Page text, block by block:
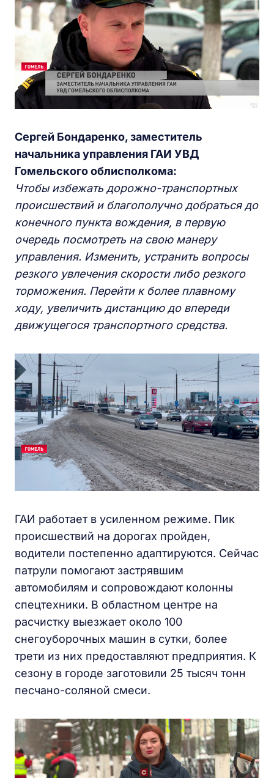
Сергей Бондаренко, заместитель
начальника управления ГАИ УВД
Гомельского облисполкома:
Чтобы избежать дорожно-транспортных
происшествий и благополучно добраться до
конечного пункта вождения, в первую
очередь посмотреть на свою манеру
управления. Изменить, устранить вопросы
резкого увлечения скорости либо резкого
торможения. Перейти к более плавному
ходу, увеличить дистанцию до впереди
движущегося транспортного средства.
ГАИ работает в усиленном режиме. Пик
происшествий на дорогах пройден,
водители постепенно адаптируются. Сейчас
патрули помогают застрявшим
автомобилям и сопровождают колонны
спецтехники. В областном центре на
расчистку выезжает около 100
снегоуборочных машин в сутки, более
трети из них предоставляют предприятия. К
сезону в городе заготовили 25 тысяч тонн
песчано-соляной смеси.